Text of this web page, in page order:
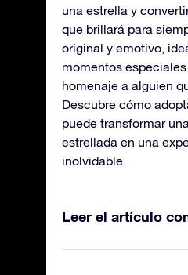
una estrella y
que brillará para
original y emotivo,
momentos
homenaje a alguien
Descubre cómo
puede transformar
estrellada en una
inolvidable.
Leer el artículo